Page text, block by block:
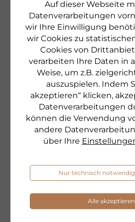
Auf dieser Webseite
Datenverarbeitungen
wir Ihre Einwilligung
wir Cookies zu
Cookies von
verarbeiten Ihre Daten in
Weise, um z.B.
auszuspielen. Indem
akzeptieren“ klicken,
Datenverarbeitungen
können die Verwendung
andere
über Ihre
Nur technisch
Alle akzeptieren
DR. GRANDEL